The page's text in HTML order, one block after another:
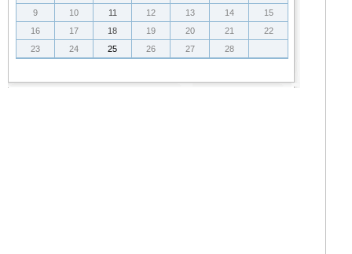
9
10 11 12 13 14
15
16
17 18 19 20 21
22
23
24 25 26 27 28